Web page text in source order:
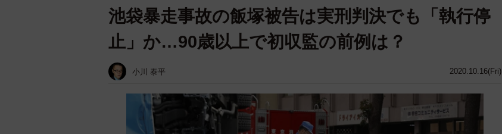
2020.10.16(Fri)
池袋暴走事故の飯塚被告は実刑判決でも「執行停
止」か…90歳以上で初収監の前例は？
小川 泰平